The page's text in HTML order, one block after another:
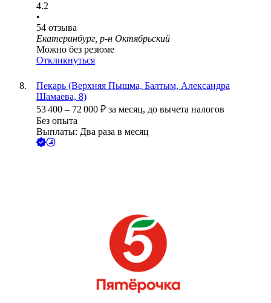
4.2
•
54 отзыва
Екатеринбург, р-н Октябрьский
Можно без резюме
Откликнуться
Пекарь (Верхняя Пышма, Балтым, Александра
Шамаева, 8)
53 400 – 72 000 ₽ за месяц, до вычета налогов
Без опыта
Выплаты: Два раза в месяц